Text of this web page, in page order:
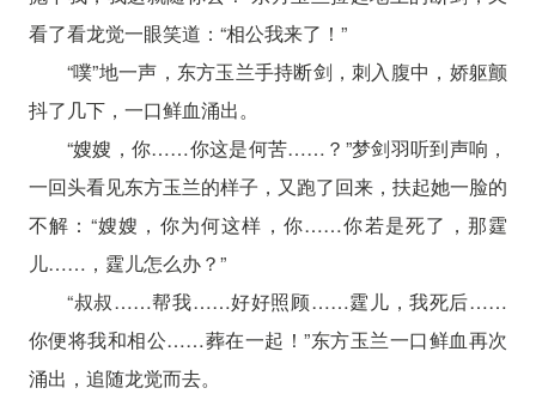
看了看龙觉一眼笑道：“相公我来了！”
“噗”地一声，东方玉兰手持断剑，刺入腹中，娇躯颤
抖了几下，一口鲜血涌出。
“嫂嫂，你……你这是何苦……？”梦剑羽听到声响，
一回头看见东方玉兰的样子，又跑了回来，扶起她一脸的
不解：“嫂嫂，你为何这样，你……你若是死了，那霆
儿……，霆儿怎么办？”
“叔叔……帮我……好好照顾……霆儿，我死后……
你便将我和相公……葬在一起！”东方玉兰一口鲜血再次
涌出，追随龙觉而去。